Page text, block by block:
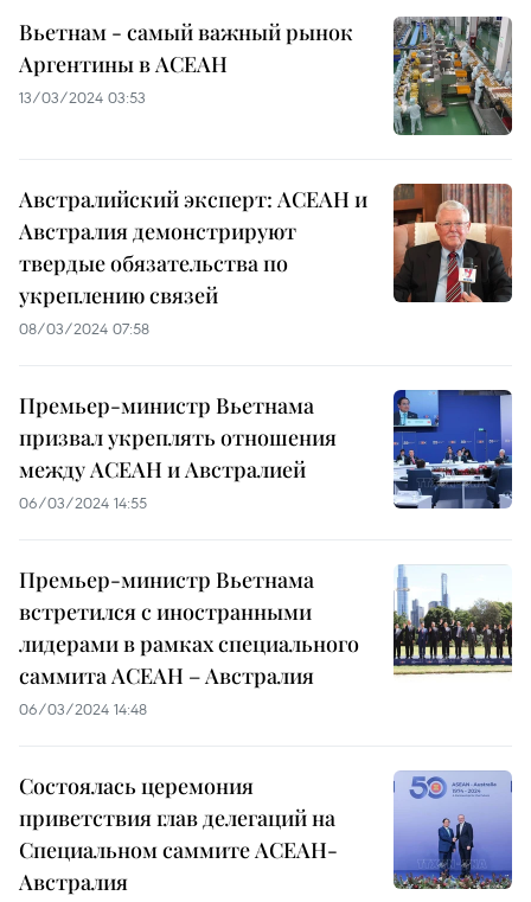
Вьетнам - самый важный рынок
Аргентины в АСЕАН
13/03/2024 03:53
Австралийский эксперт: АСЕАН и
Австралия демонстрируют
твердые обязательства по
укреплению связей
08/03/2024 07:58
Премьер-министр Вьетнама
призвал укреплять отношения
между АСЕАН и Австралией
06/03/2024 14:55
Премьер-министр Вьетнама
встретился с иностранными
лидерами в рамках специального
саммита АСЕАН – Австралия
06/03/2024 14:48
Состоялась церемония
приветствия глав делегаций на
Специальном саммите АСЕАН-
Австралия